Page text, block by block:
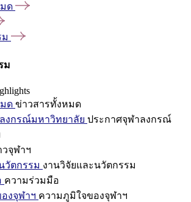
ด
ม
ด ข่าวสารทั้งหมด
งกรณ์มหาวิทยาลัย ประกาศจุฬาลงกรณ์
จุฬาฯ
วัตกรรม งานวิจัยและนวัตกรรม
ความร่วมมือ
งจุฬาฯ ความภูมิใจของจุฬาฯ